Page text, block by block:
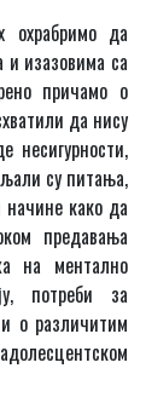
охрабримо да
и изазовима са
причамо о
да нису
несигурности,
су питања,
начине како да
предавања
на ментално
потреби за
о различитим